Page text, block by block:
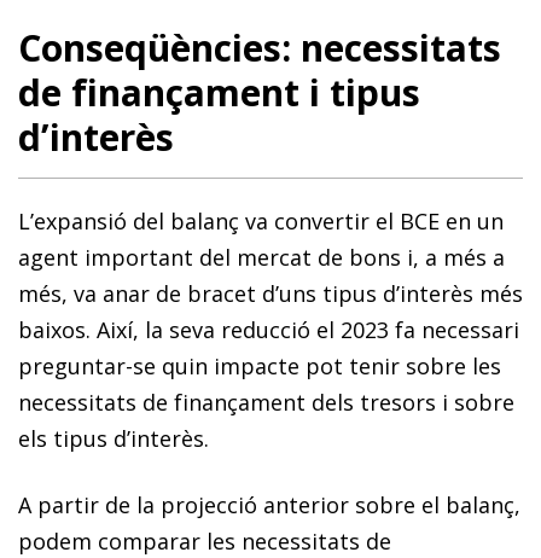
Conseqüències: necessitats
de finançament i tipus
d’interès
L’expansió del balanç va convertir el BCE en un
agent im­­portant del mercat de bons i, a més a
més, va anar de bracet d’uns tipus d’interès més
baixos. Així, la seva reducció el 2023 fa necessari
preguntar-se quin impacte pot tenir sobre les
necessitats de finançament dels tresors i sobre
els tipus d’interès.
A partir de la projecció anterior sobre el balanç,
podem comparar les necessitats de